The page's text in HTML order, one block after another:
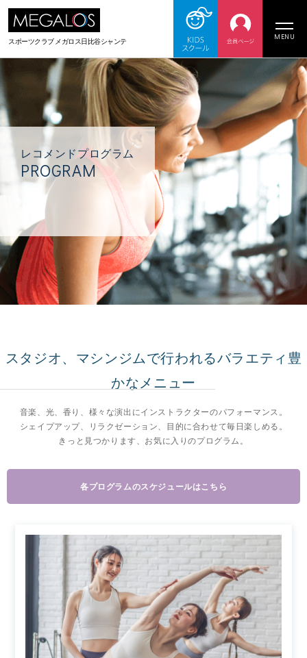
スポーツクラブ メガロス日比谷シャンテ
MENU
レコメンドプログラム
PROGRAM
スタジオ、マシンジムで行われるバラエティ豊
かなメニュー
音楽、光、香り、様々な演出にインストラクターのパフォーマンス。
シェイプアップ、リラクゼーション、目的に合わせて毎日楽しめる。
きっと見つかります、お気に入りのプログラム。
各プログラムのスケジュールはこちら